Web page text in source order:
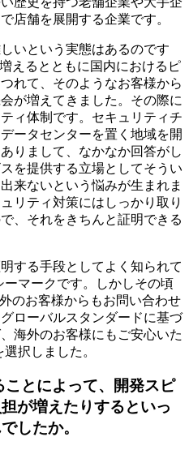
店舗を展開する企業です。
いという実態はあるのです
えるとともに国内におけるピ
れて、そのようなお客様から
が増えてきました。その際に
ィ体制です。セキュリティチ
ータセンターを置く地域を開
りまして、なかなか回答がし
を提供する立場としてそうい
来ないという悩みが生まれま
リティ対策にはしっかり取り
、それをきちんと証明できる
する手段としてよく知られて
マークです。しかしその頃
のお客様からもお問い合わせ
ローバルスタンダードに基づ
海外のお客様にもご安心いた
択しました。
とによって、開発スピ
が増えたりするといっ
したか。